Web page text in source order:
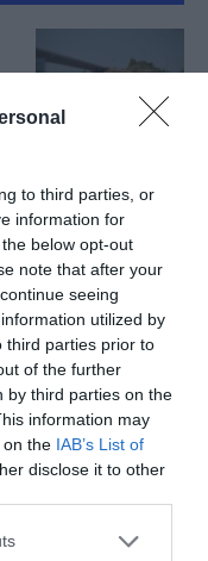
to third parties, or
information for
below opt-out
note that after your
seeing
utilized by
third parties prior to
of the further
by third parties on the
information may
on the IAB’s List of
disclose it to other
or more Google